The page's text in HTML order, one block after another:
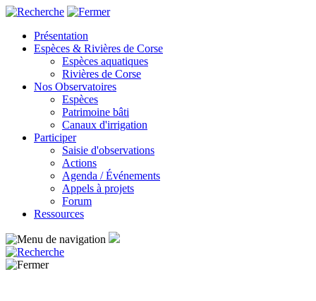
Présentation
Espèces & Rivières de Corse
Espèces aquatiques
Rivières de Corse
Nos Observatoires
Espèces
Patrimoine bâti
Canaux d'irrigation
Participer
Saisie d'observations
Actions
Agenda / Événements
Appels à projets
Forum
Ressources
Panneau de gestion des cookies